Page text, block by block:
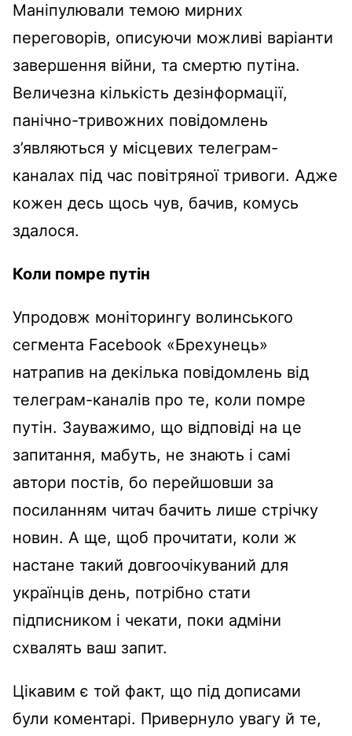
Маніпулювали темою мирних
переговорів, описуючи можливі варіанти
завершення війни, та смертю путіна.
Величезна кількість дезінформації,
панічно-тривожних повідомлень
з’являються у місцевих телеграм-
каналах під час повітряної тривоги. Адже
кожен десь щось чув, бачив, комусь
здалося.
Коли помре путін
Упродовж моніторингу волинського
сегмента Facebook «Брехунець»
натрапив на декілька повідомлень від
телеграм-каналів про те, коли помре
путін. Зауважимо, що відповіді на це
запитання, мабуть, не знають і самі
автори постів, бо перейшовши за
посиланням читач бачить лише стрічку
новин. А ще, щоб прочитати, коли ж
настане такий довгоочікуваний для
українців день, потрібно стати
підписником і чекати, поки адміни
схвалять ваш запит.
Цікавим є той факт, що під дописами
були коментарі. Привернуло увагу й те,